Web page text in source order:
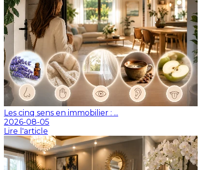
Les cinq sens en immobilier : ...
2026-08-05
Lire l'article